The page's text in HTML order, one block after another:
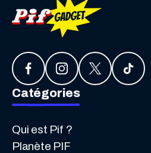
Catégories
Qui est Pif ?
Planète PIF